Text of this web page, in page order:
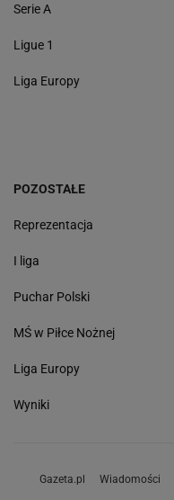
Serie A
Ligue 1
Liga Europy
POZOSTAŁE
Reprezentacja
I liga
Puchar Polski
MŚ w Piłce Nożnej
Liga Europy
Wyniki
Gazeta.pl Wiadomości